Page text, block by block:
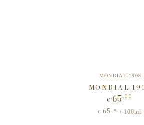
MONDIAL 1908
MONDIAL
€ 65 ,00
Stückpreis
€ 65 ,00 / pro
100ml